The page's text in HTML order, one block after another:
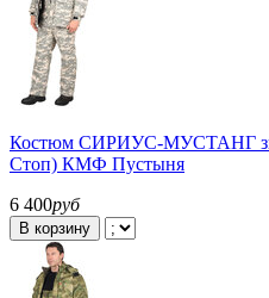
Костюм СИРИУС-МУСТАНГ
Стоп) КМФ Пустыня
6 400руб
В корзину